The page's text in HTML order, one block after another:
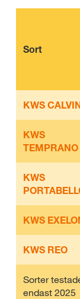
Sort
KWS
KWS
TEMPRANO
KWS
KWS
KWS REO
Sorter
endast 2025